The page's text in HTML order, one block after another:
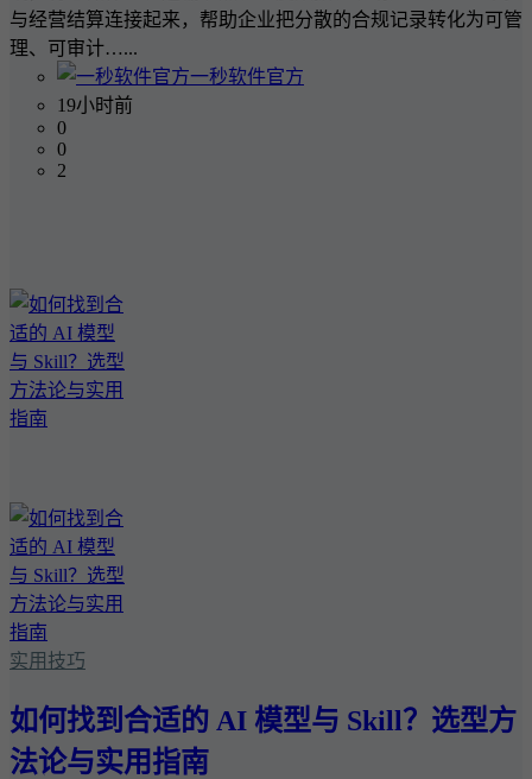
与经营结算连接起来，帮助企业把分散的合规记录转化为可管
理、可审计…...
一秒软件官方
19小时前
0
0
2
实用技巧
如何找到合适的 AI 模型与 Skill？选型方
法论与实用指南